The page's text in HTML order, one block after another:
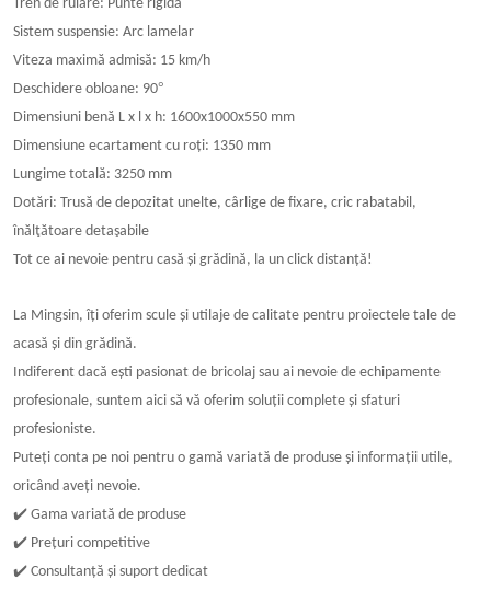
Tren de rulare: Punte rigida
Sistem suspensie: Arc lamelar
Viteza maximă admisă: 15 km/h
Deschidere obloane: 90°
Dimensiuni benă L x l x h: 1600x1000x550 mm
Dimensiune ecartament cu roți: 1350 mm
Lungime totală: 3250 mm
Dotări: Trusă de depozitat unelte, cârlige de fixare, cric rabatabil,
înălţătoare detaşabile
Tot ce ai nevoie pentru casă și grădină, la un click distanță!
La Mingsin, îți oferim scule și utilaje de calitate pentru proiectele tale de
acasă și din grădină.
Indiferent dacă ești pasionat de bricolaj sau ai nevoie de echipamente
profesionale, suntem aici să vă oferim soluții complete și sfaturi
profesioniste.
Puteți conta pe noi pentru o gamă variată de produse și informații utile,
oricând aveți nevoie.
✔ ️ Gama variată de produse
✔ ️ Prețuri competitive
✔ ️ Consultanță și suport dedicat